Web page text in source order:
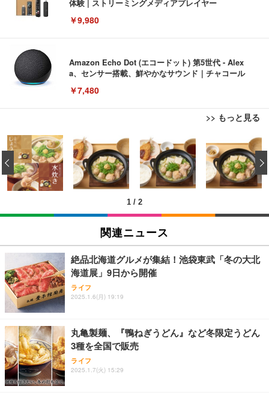
体験 | ストリーミングメディアプレイヤー
￥9,980
Amazon Echo Dot (エコードット) 第5世代 - Alex
a、センサー搭載、鮮やかなサウンド｜チャコール
￥7,480
>> もっと見る
[EdoErgo] オフィスチェア 椅子 テレワーク 疲れな
い 跳ね上げ式アームレスト コンパクト 約105度ロッ
キング pc 事務椅子 360度回転 座面昇降 強化ナイロ
ン樹脂ベース 通気性メッシュ 在宅ワーク H-WY01
(黒網+黒枠+黒足)
￥5,699
SIHOO B100 オフィスチェア／デスクチェア メッシ
ュチェア 人間工学 疲れない ブラック
￥27,999
ワーク チェア 強化バックレスト 30度ロッキング機
能 人間工学 椅子 腰サポート 90度跳ね上げ式アーム
務用 おしゃれ パソコンチェア (ブラック)
Sezlife オフィスチェア デスクチェア 疲れない テレ
ワーク チェア 強化バックレスト 30度ロッキング機
能 人間工学 椅子 腰サポート 90度跳ね上げ式アーム
EIZO ビジネス向けプレミアムモニター | FlexScan
EV3240X-WT | 31.5型4K UHD・USB Type-C・ホワ
イト
￥105,595
EIZO ビジネス向けプレミアムモニター | FlexScan
￥109,572
【純正品】27"ゲーミングモニター DualSense 充電
フック付き（CFI-ZDM1J）
【整備済み品】Dell E2724HS 27インチ 液晶モニタ
ー フルHD（1920×1080）VA 非光沢 HDMI/DisplayP
ort/VGA スピーカー内蔵 高さ調整 スイベル VESA対
Amazonベーシック ペットシーツ 薄型 レギュラー 1
回使い捨て 無香料 ホワイト 300枚
￥3,373
Amazonベーシック ペットシーツ 厚型 ワイド 42枚
x2袋(84枚) ホワイト(吸収面:ライトブルー)
￥3,234
ネオ・ルーライフ ネオ・オムツ L 中型犬用 26枚入
り 単品
Smart Basic(スマートベーシック) 【Amazon.co.jp
限定】 Smart Basic アイリスオーヤマ ペットシーツ
超厚型 お徳用 ワイド 100枚入 (x 1) (ケース販売)
1 / 2
‹
関連ニュース
絶品北海道グルメが集結！池袋東武「冬の大北
海道展」9日から開催
ライフ
2025.1.6(月) 19:19
丸亀製麺、『鴨ねぎうどん』など冬限定うどん
3種を全国で販売
ライフ
2025.1.7(火) 15:29